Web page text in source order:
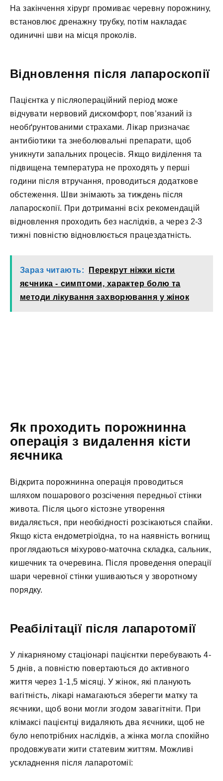
На закінчення хірург промиває черевну порожнину,
встановлює дренажну трубку, потім накладає
одиничні шви на місця проколів.
Відновлення після лапароскопії
Пацієнтка у післяопераційний період може
відчувати нервовий дискомфорт, пов’язаний із
необґрунтованими страхами. Лікар призначає
антибіотики та знеболювальні препарати, щоб
уникнути запальних процесів. Якщо виділення та
підвищена температура не проходять у перші
години після втручання, проводиться додаткове
обстеження. Шви знімають за тиждень після
лапароскопії. При дотриманні всіх рекомендацій
відновлення проходить без наслідків, а через 2-3
тижні повністю відновлюється працездатність.
Зараз читають:
Перекрут ніжки кісти
яєчника - симптоми, характер болю та
методи лікування захворювання у жінок
Як проходить порожнинна
операція з видалення кісти
яєчника
Відкрита порожнинна операція проводиться
шляхом пошарового розсічення передньої стінки
живота. Після цього кістозне утворення
видаляється, при необхідності розсікаються спайки.
Якщо кіста ендометріоїдна, то на наявність вогнищ
проглядаються міхурово-маточна складка, сальник,
кишечник та очеревина. Після проведення операції
шари черевної стінки ушиваються у зворотному
порядку.
Реабілітації після лапаротомії
У лікарняному стаціонарі пацієнтки перебувають 4-
5 днів, а повністю повертаються до активного
життя через 1-1,5 місяці. У жінок, які планують
вагітність, лікарі намагаються зберегти матку та
яєчники, щоб вони могли згодом завагітніти. При
клімаксі пацієнтці видаляють два яєчники, щоб не
було непотрібних наслідків, а жінка могла спокійно
продовжувати жити статевим життям. Можливі
ускладнення після лапаротомії: